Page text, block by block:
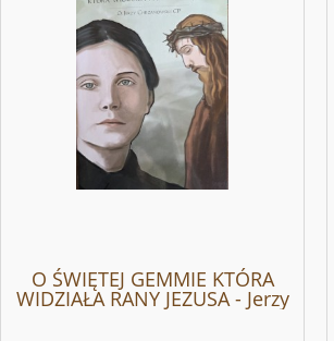
O ŚWIĘTEJ GEMMIE KTÓRA
WIDZIAŁA RANY JEZUSA - Jerzy
Chrzanowski CP